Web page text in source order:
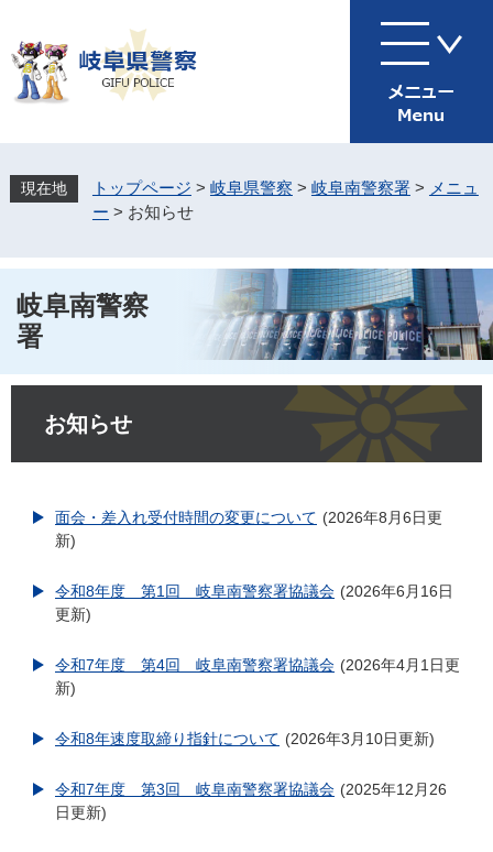
ジ
先
す
ュ
を
し
へ
トップページ > 岐阜県警察 > 岐阜南警察署 > メニュ
ー > お知らせ
岐阜南警察
署
お知らせ
面会・差入れ受付時間の変更について
2026年8月6日更
新
令和8年度 第1回 岐阜南警察署協議会
2026年6月16日
更新
令和7年度 第4回 岐阜南警察署協議会
2026年4月1日更
新
令和8年速度取締り指針について 2026年3月10日更新
令和7年度 第3回 岐阜南警察署協議会
2025年12月26
日更新